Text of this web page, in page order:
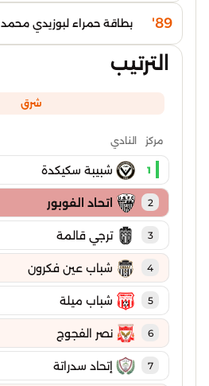
89' بطاقة حمراء لبوزيدي محمد
الترتيب
شرق
مركز النادي
1 شبيبة سكيكدة
2 اتحاد الفوبور
3 ترجي قالمة
4 شباب عين فكرون
5 شباب ميلة
6 نصر الفجوج
7 إتحاد سدراتة